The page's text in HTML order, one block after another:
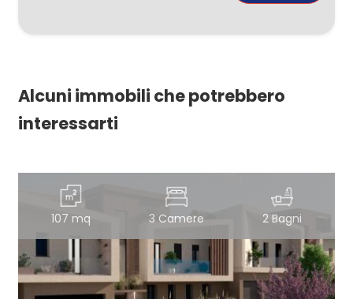
Alcuni immobili che potrebbero
interessarti
107 mq 3 Camere 2 Bagni